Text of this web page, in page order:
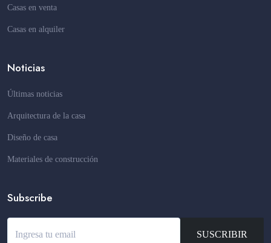
Casas en venta
Casas en alquiler
Noticias
Últimas noticias
Arquitectura de la casa
Diseño de casa
Materiales de construcción
Subscribe
SUSCRIBIR